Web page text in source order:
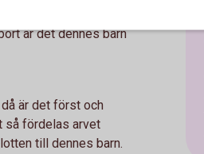
din partner dig,
är det dennes barn
är det först och
så fördelas arvet
till dennes barn.